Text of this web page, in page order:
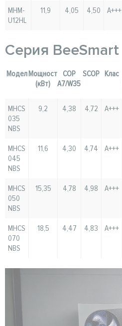
MHM-
U12HL
11,9 4,05 4,50 A+++
Серия BeeSmart
МоделМощност
(кВт)
COP
A7/W35
SCOP Клас
MHCS
035
NBS
9,2 4,38 4,72 A+++
MHCS
045
NBS
11,6 4,30 4,74 A+++
MHCS
050
NBS
15,35 4,78 4,98 A+++
MHCS
070
NBS
18,5 4,47 4,83 A+++